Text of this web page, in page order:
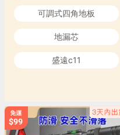
可調式四角地板
地漏芯
盛遠c11